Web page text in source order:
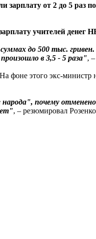
от 2 до 5 раз
учителей денег
до 500 тыс.
в 3,5 - 5 раза",
фоне этого экс-министр
почему
, – резюмировал